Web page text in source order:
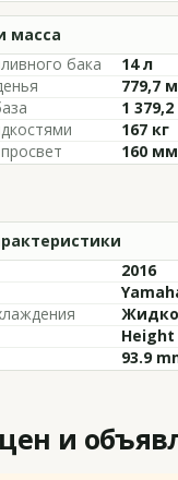
масса
бака
14 л
779,7
1
167 кг
160 мм
2016
Height
93.9
и